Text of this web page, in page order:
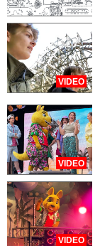
VIDEO
VIDEO
VIDEO